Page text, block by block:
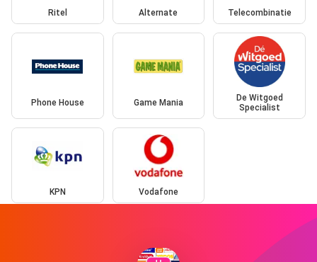
Ritel Alternate Telecombinatie
Phone House Game Mania
De Witgoed
Specialist
KPN Vodafone